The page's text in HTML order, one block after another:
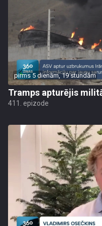
pirms 5 dienām, 19 stundām
Tramps apturējis
411. epizode